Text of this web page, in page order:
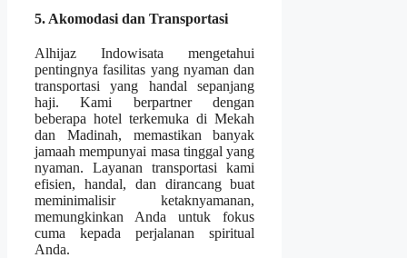
5. Akomodasi dan Transportasi
Alhijaz Indowisata mengetahui
pentingnya fasilitas yang nyaman dan
transportasi yang handal sepanjang
haji. Kami berpartner dengan
beberapa hotel terkemuka di Mekah
dan Madinah, memastikan banyak
jamaah mempunyai masa tinggal yang
nyaman. Layanan transportasi kami
efisien, handal, dan dirancang buat
meminimalisir ketaknyamanan,
memungkinkan Anda untuk fokus
cuma kepada perjalanan spiritual
Anda.